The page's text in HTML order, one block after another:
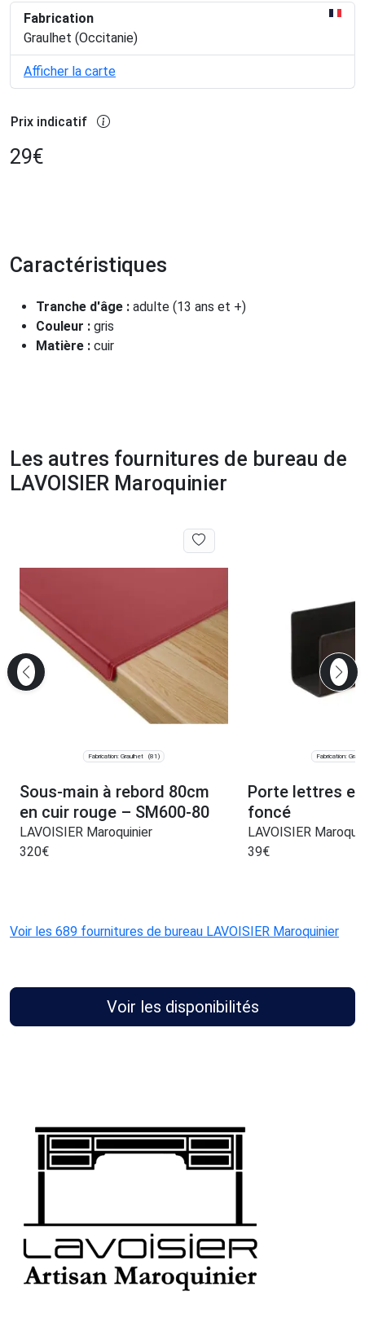
Fabrication
Graulhet (Occitanie)
Afficher la carte
Prix indicatif
29€
Caractéristiques
Tranche d'âge : adulte (13 ans et +)
Couleur : gris
Matière : cuir
Les autres fournitures de bureau de
LAVOISIER Maroquinier
Fabrication: Graulhet (81)
Sous-main à rebord 80cm
en cuir rouge – SM600-80
LAVOISIER Maroquinier
320€
Fabrication:
Porte lettres
foncé
LAVOISIER
39€
Voir les 689 fournitures de bureau LAVOISIER Maroquinier
Voir les disponibilités